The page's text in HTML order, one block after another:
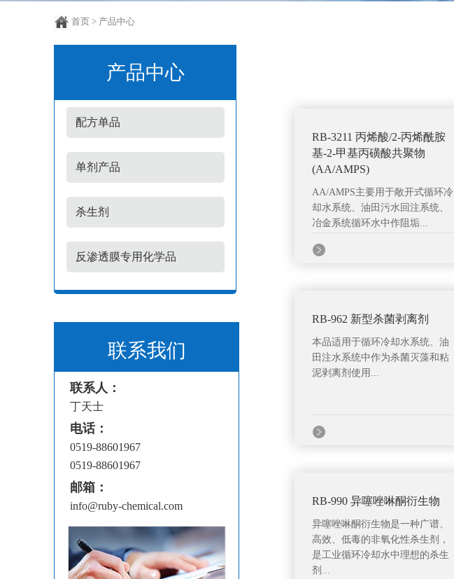
首页 > 产品中心
产品中心
配方单品
单剂产品
杀生剂
反渗透膜专用化学品
联系我们
联系人：
丁天士
电话：
0519-88601967
0519-88601967
邮箱：
info@ruby-chemical.com
RB-3211 丙烯酸/2-丙烯酰胺
基-2-甲基丙磺酸共聚物
(AA/AMPS)
AA/AMPS主要用于敞开式循环冷
却水系统、油田污水回注系统、
冶金系统循环水中作阻垢...
RB-962 新型杀菌剥离剂
本品适用于循环冷却水系统、油
田注水系统中作为杀菌灭藻和粘
泥剥离剂使用...
RB-990 异噻唑啉酮衍生物
异噻唑啉酮衍生物是一种广谱、
高效、低毒的非氧化性杀生剂，
是工业循环冷却水中理想的杀生
剂...